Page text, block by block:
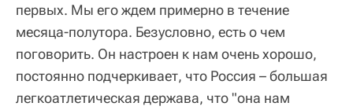
первых. Мы его ждем примерно в течение
месяца-полутора. Безусловно, есть о чем
поговорить. Он настроен к нам очень хорошо,
постоянно подчеркивает, что Россия – большая
легкоатлетическая держава, что "она нам